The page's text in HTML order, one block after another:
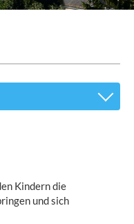
Kindern die
und sich